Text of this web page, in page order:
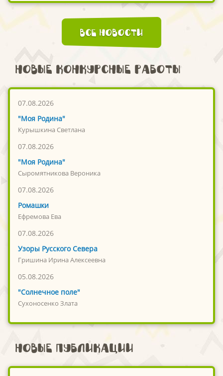
Все новости
Новые конкурсные работы
07.08.2026
"Моя Родина"
Курышкина Светлана
07.08.2026
"Моя Родина"
Сыромятникова Вероника
07.08.2026
Ромашки
Ефремова Ева
07.08.2026
Узоры Русского Севера
Гришина Ирина Алексеевна
05.08.2026
"Солнечное поле"
Сухоносенко Злата
Новые публикации